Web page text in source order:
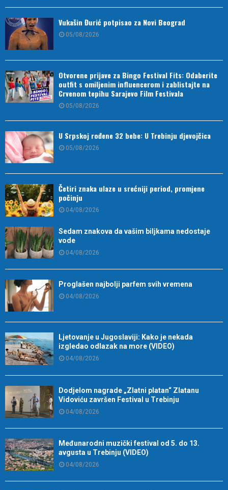
Vukašin Đurić potpisao za Novi Beograd
05/08/2026
Otvorene prijave za Bingo Festival Fits: Odaberite
outfit s omiljenim influencerom i zablistajte na
Crvenom tepihu Sarajevo Film Festivala
05/08/2026
U Srpskoj rođene 32 bebe: U Trebinju djevojčica
05/08/2026
Četiri znaka ulaze u srećniji period, promjene
počinju
04/08/2026
Sedam znakova da vašim biljkama nedostaje
vode
04/08/2026
Proglašen najbolji parfem svih vremena
04/08/2026
Ljetovanje u Jugoslaviji: Kako je nekada
izgledao odlazak na more (VIDEO)
04/08/2026
Dodjelom nagrade „Zlatni platan“ Zlatanu
Vidoviću završen Festival u Trebinju
04/08/2026
Međunarodni muzički festival od 5. do 13.
avgusta u Trebinju (VIDEO)
04/08/2026